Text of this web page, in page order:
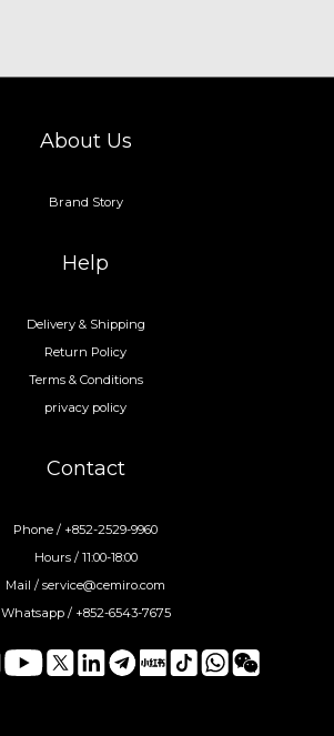
About Us
Brand Story
Help
Delivery & Shipping
Return Policy
Terms & Conditions
privacy policy
Contact
Phone / +852-2529-9960
Hours / 11:00-18:00
Mail / service@cemiro.com
Whatsapp / +852-6543-7675